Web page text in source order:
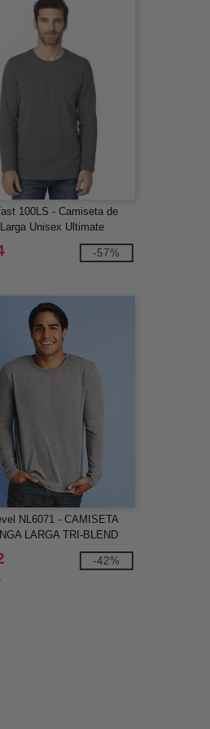
100LS - Camiseta de
Unisex Ultimate
-57%
NL6071 - CAMISETA
LARGA TRI-BLEND
-42%